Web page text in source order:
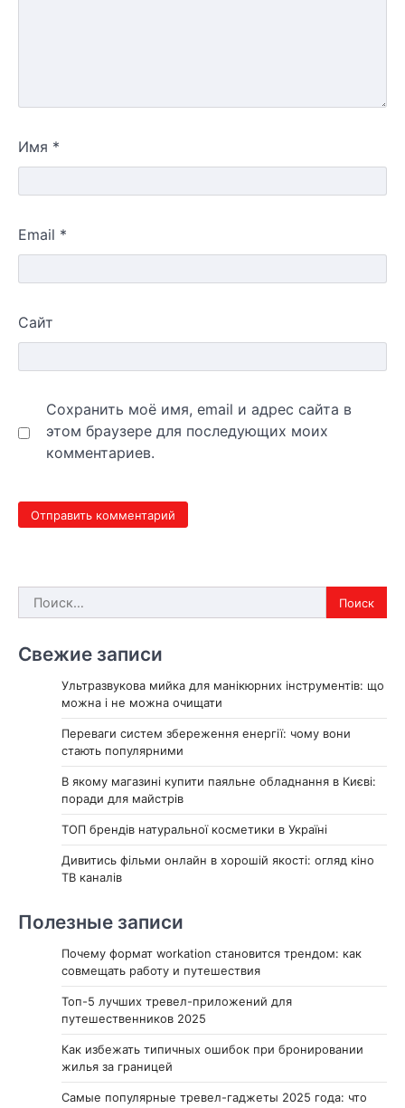
Имя *
Email *
Сайт
Сохранить моё имя, email и адрес сайта в
этом браузере для последующих моих
комментариев.
Найти:
Свежие записи
Ультразвукова мийка для манікюрних інструментів: що
можна і не можна очищати
Переваги систем збереження енергії: чому вони
стають популярними
В якому магазині купити паяльне обладнання в Києві:
поради для майстрів
ТОП брендів натуральної косметики в Україні
Дивитись фільми онлайн в хорошій якості: огляд кіно
ТВ каналів
Полезные записи
Почему формат workation становится трендом: как
совмещать работу и путешествия
Топ-5 лучших тревел-приложений для
путешественников 2025
Как избежать типичных ошибок при бронировании
жилья за границей
Самые популярные тревел-гаджеты 2025 года: что